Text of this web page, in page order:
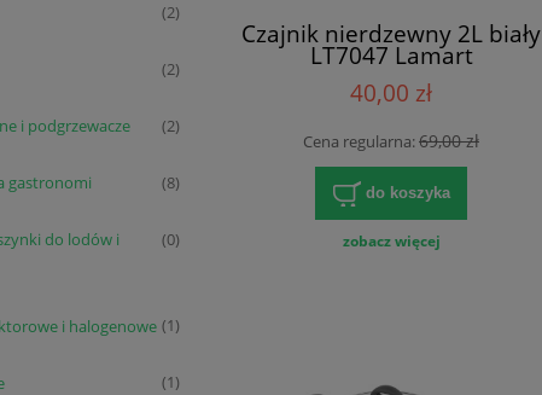
(2)
(2)
i podgrzewacze (2)
gastronomi (8)
do lodów i
(0)
i halogenowe (1)
(1)
Czajnik nierdzewny 2L biały
LT7047 Lamart
40,00 zł
Cena regularna:69,00 zł
do koszyka
zobacz więcej